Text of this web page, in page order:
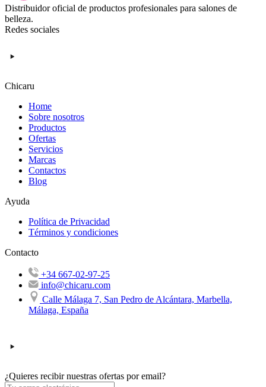
Distribuidor oficial de productos profesionales para salones de
belleza.
Redes sociales
Chicaru
Home
Sobre nosotros
Productos
Ofertas
Servicios
Marcas
Contactos
Blog
Ayuda
Política de Privacidad
Términos y condiciones
Contacto
+34 667-02-97-25
info@chicaru.com
Calle Málaga 7, San Pedro de Alcántara, Marbella,
Málaga, España
¿Quieres recibir nuestras ofertas por email?